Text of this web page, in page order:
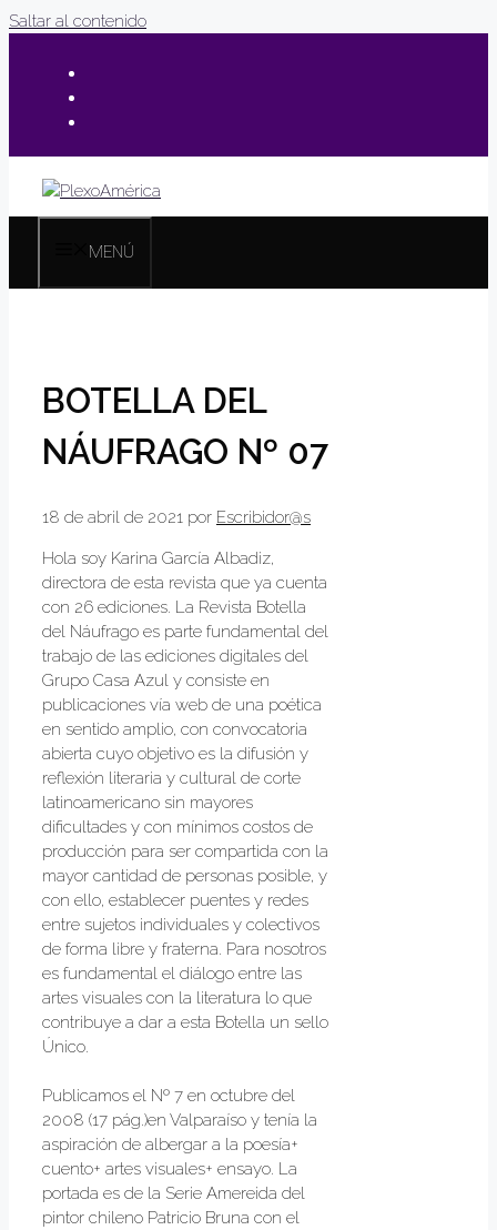
Saltar al contenido
MENÚ
BOTELLA DEL
NÁUFRAGO Nº 07
18 de abril de 2021 por Escribidor@s
Hola soy Karina García Albadiz,
directora de esta revista que ya cuenta
con 26 ediciones. La Revista Botella
del Náufrago es parte fundamental del
trabajo de las ediciones digitales del
Grupo Casa Azul y consiste en
publicaciones vía web de una poética
en sentido amplio, con convocatoria
abierta cuyo objetivo es la difusión y
reflexión literaria y cultural de corte
latinoamericano sin mayores
dificultades y con mínimos costos de
producción para ser compartida con la
mayor cantidad de personas posible, y
con ello, establecer puentes y redes
entre sujetos individuales y colectivos
de forma libre y fraterna. Para nosotros
es fundamental el diálogo entre las
artes visuales con la literatura lo que
contribuye a dar a esta Botella un sello
Único.
Publicamos el Nº 7 en octubre del
2008 (17 pág.)en Valparaíso y tenía la
aspiración de albergar a la poesía+
cuento+ artes visuales+ ensayo. La
portada es de la Serie Amereida del
pintor chileno Patricio Bruna con el